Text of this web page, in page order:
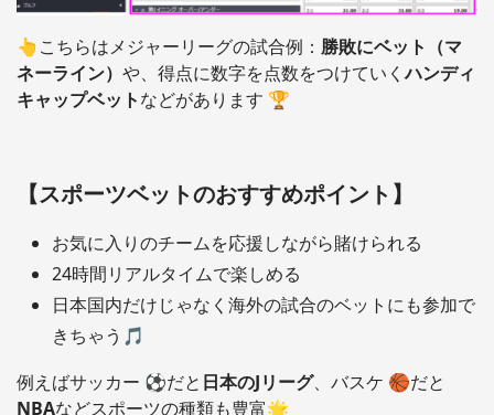
👆こちらはメジャーリーグの試合例： 勝敗にベット（マ
ネーライン） や、得点に数字を点数をつけていくハンディ
キャップベットなどがあります 🏆
【スポーツベットのおすすめポイント】
お気に入りのチームを応援しながら賭けられる
24時間リアルタイムで楽しめる
日本国内だけじゃなく海外の試合のベットにも参加で
きちゃう🎵
例えばサッカー ⚽だと 日本のJリーグ、バスケ 🏀だと
NBAなどスポーツの種類も豊富🌟